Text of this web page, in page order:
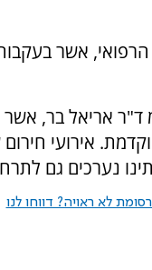
אשר
אריאל בר,
אירועי חירום
נערכים גם
לא ראויה? דווחו לנו